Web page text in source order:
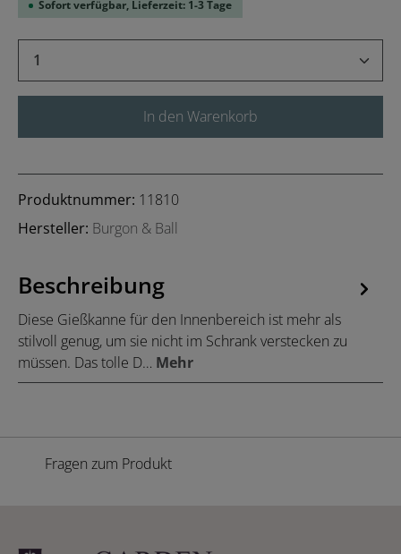
Sofort verfügbar, Lieferzeit: 1-3 Tage
Produkt Anzahl: Gib den gewünschten
In den Warenkorb
Produktnummer: 11810
Hersteller: Burgon & Ball
Beschreibung
Diese Gießkanne für den Innenbereich ist mehr als
stilvoll genug, um sie nicht im Schrank verstecken zu
müssen. Das tolle D… Mehr
Fragen zum Produkt